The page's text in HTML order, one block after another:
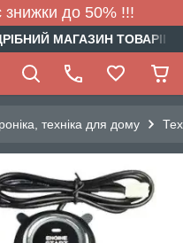
знижки до 50% !!!
МАГАЗИН
техніка для дому